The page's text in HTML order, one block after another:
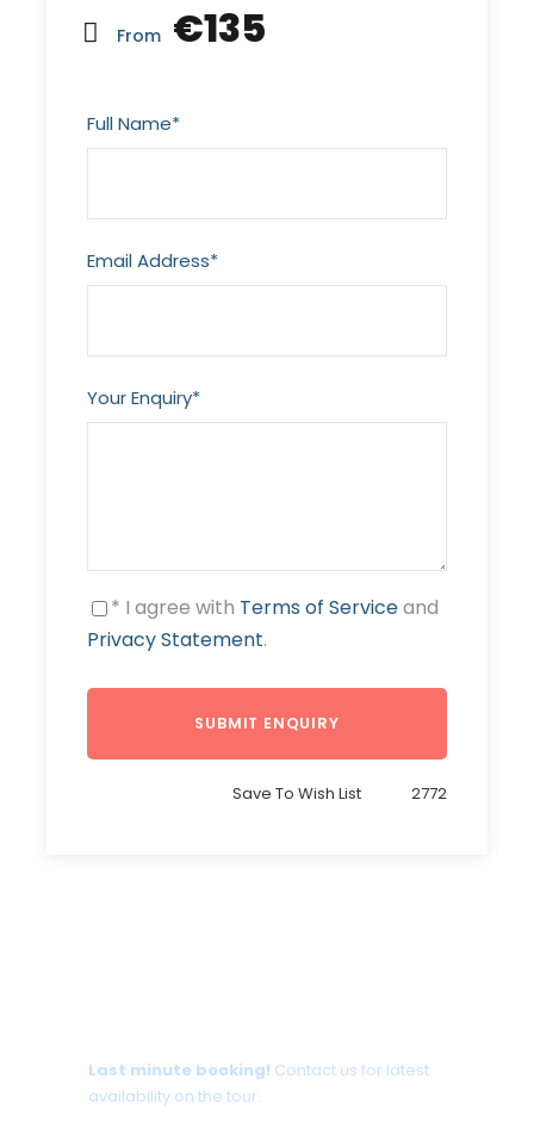
From €135
Full Name*
Email Address*
Your Enquiry*
* I agree with Terms of Serviceand
Privacy Statement.
Save To Wish List 2772
Last minute booking! Contact us for latest
availability on the tour.